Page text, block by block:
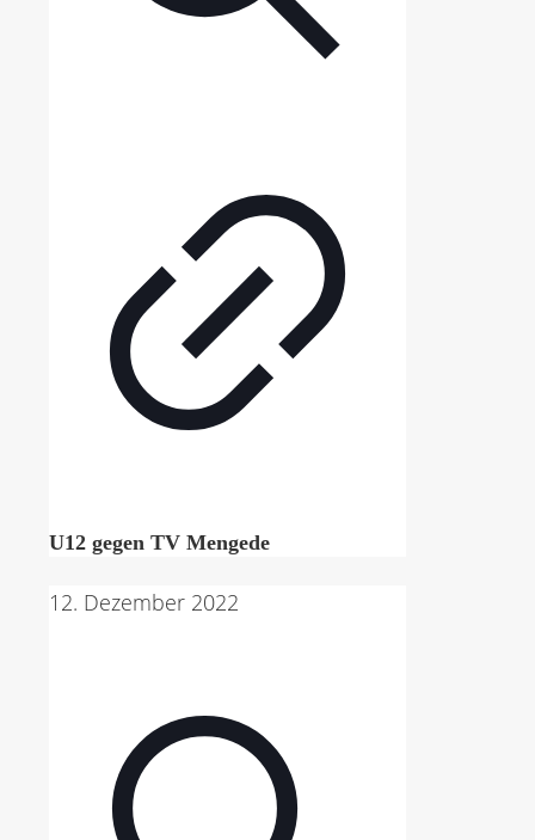
U12 gegen TV Mengede
12. Dezember 2022